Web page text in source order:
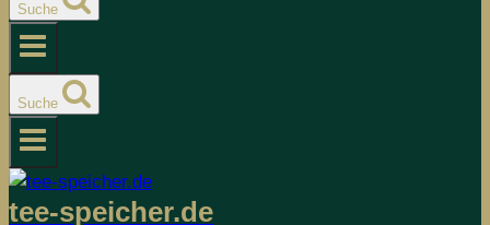
Suche
Suche
tee-speicher.de